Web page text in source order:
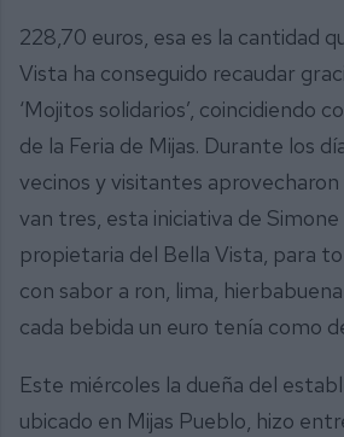
228,70 euros, esa es la cantidad
Vista ha conseguido recaudar
‘Mojitos solidarios’, coincidiendo
de la Feria de Mijas. Durante los
vecinos y visitantes aprovecharon
van tres, esta iniciativa de Simone
propietaria del Bella Vista, para
con sabor a ron, lima,
cada bebida un euro tenía como
Este miércoles la dueña del
ubicado en Mijas Pueblo, hizo